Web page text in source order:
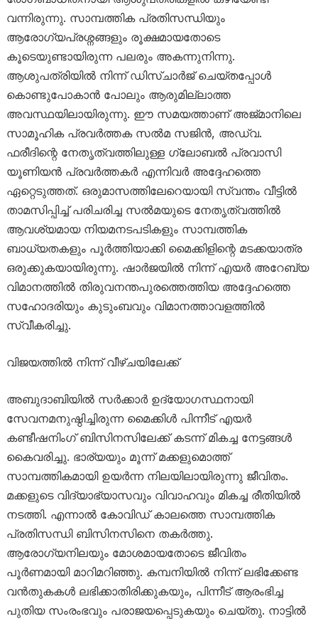
വന്നിരുന്നു. സാമ്പത്തിക പ്രതിസന്ധിയും
ആരോഗ്യപ്രശ്നങ്ങളും രൂക്ഷമായതോടെ
കൂടെയുണ്ടായിരുന്ന പലരും അകന്നുനിന്നു.
ആശുപത്രിയിൽ നിന്ന് ഡിസ്ചാർജ് ചെയ്തപ്പോൾ
കൊണ്ടുപോകാൻ പോലും ആരുമില്ലാത്ത
അവസ്ഥയിലായിരുന്നു. ഈ സമയത്താണ് അജ്മാനിലെ
സാമൂഹിക പ്രവർത്തക സൽമ സജിൻ, അഡ്വ.
ഫരീദിന്റെ നേതൃത്വത്തിലുള്ള ഗ്ലോബൽ പ്രവാസി
യൂണിയൻ പ്രവർത്തകർ എന്നിവർ അദ്ദേഹത്തെ
ഏറ്റെടുത്തത്. ഒരുമാസത്തിലേറെയായി സ്വന്തം വീട്ടിൽ
താമസിപ്പിച്ച് പരിചരിച്ച സൽമയുടെ നേതൃത്വത്തിൽ
ആവശ്യമായ നിയമനടപടികളും സാമ്പത്തിക
ബാധ്യതകളും പൂർത്തിയാക്കി മൈക്കിളിന്റെ മടക്കയാത്ര
ഒരുക്കുകയായിരുന്നു. ഷാർജയിൽ നിന്ന് എയർ അറേബ്യ
വിമാനത്തിൽ തിരുവനന്തപുരത്തെത്തിയ അദ്ദേഹത്തെ
സഹോദരിയും കുടുംബവും വിമാനത്താവളത്തിൽ
സ്വീകരിച്ചു.
വിജയത്തിൽ നിന്ന് വീഴ്ചയിലേക്ക്
അബുദാബിയിൽ സർക്കാർ ഉദ്യോഗസ്ഥനായി
സേവനമനുഷ്ഠിച്ചിരുന്ന മൈക്കിൾ പിന്നീട് എയർ
കണ്ടീഷനിംഗ് ബിസിനസിലേക്ക് കടന്ന് മികച്ച നേട്ടങ്ങൾ
കൈവരിച്ചു. ഭാര്യയും മൂന്ന് മക്കളുമൊത്ത്
സാമ്പത്തികമായി ഉയർന്ന നിലയിലായിരുന്നു ജീവിതം.
മക്കളുടെ വിദ്യാഭ്യാസവും വിവാഹവും മികച്ച രീതിയിൽ
നടത്തി. എന്നാൽ കോവിഡ് കാലത്തെ സാമ്പത്തിക
പ്രതിസന്ധി ബിസിനസിനെ തകർത്തു.
ആരോഗ്യനിലയും മോശമായതോടെ ജീവിതം
പൂർണമായി മാറിമറിഞ്ഞു. കമ്പനിയിൽ നിന്ന് ലഭിക്കേണ്ട
വൻതുകകൾ ലഭിക്കാതിരിക്കുകയും, പിന്നീട് ആരംഭിച്ച
പുതിയ സംരംഭവും പരാജയപ്പെടുകയും ചെയ്തു. നാട്ടിൽ